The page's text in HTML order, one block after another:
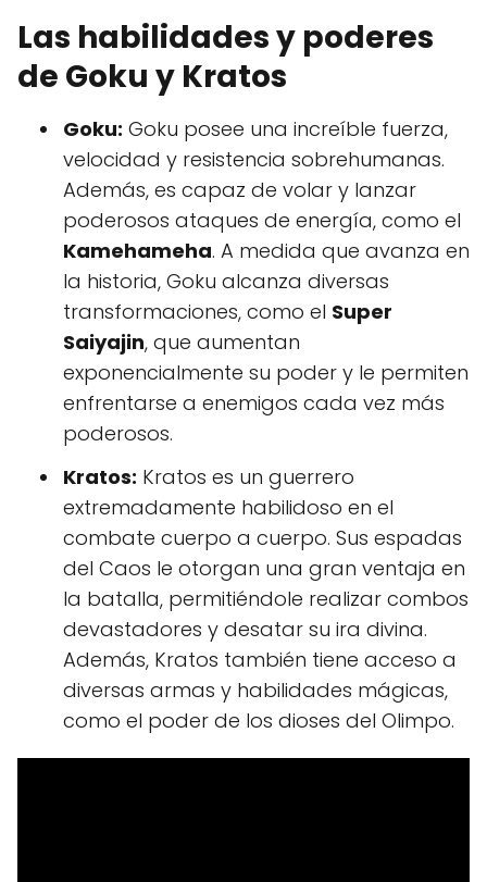
Las habilidades y poderes
de Goku y Kratos
Goku: Goku posee una increíble fuerza,
velocidad y resistencia sobrehumanas.
Además, es capaz de volar y lanzar
poderosos ataques de energía, como el
Kamehameha. A medida que avanza en
la historia, Goku alcanza diversas
transformaciones, como el Super
Saiyajin, que aumentan
exponencialmente su poder y le permiten
enfrentarse a enemigos cada vez más
poderosos.
Kratos: Kratos es un guerrero
extremadamente habilidoso en el
combate cuerpo a cuerpo. Sus espadas
del Caos le otorgan una gran ventaja en
la batalla, permitiéndole realizar combos
devastadores y desatar su ira divina.
Además, Kratos también tiene acceso a
diversas armas y habilidades mágicas,
como el poder de los dioses del Olimpo.